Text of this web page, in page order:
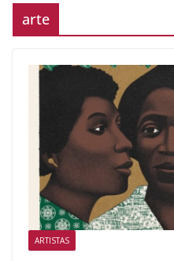
arte
ARTISTAS